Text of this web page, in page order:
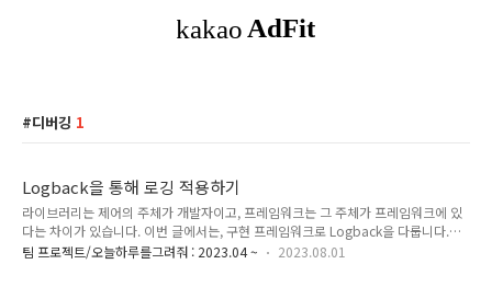
디버깅 1
Logback을 통해 로깅 적용하기
라이브러리는 제어의 주체가 개발자이고, 프레임워크는 그 주체가 프레임워크에 있
다는 차이가 있습니다. 이번 글에서는, 구현 프레임워크로 Logback을 다룹니다.
slf4j 공식문서에서는 Logback과 같은 functionality를 구현 프레임워크라고 소개
팀 프로젝트/오늘하루를그려줘 : 2023.04 ~ 2023.08.01